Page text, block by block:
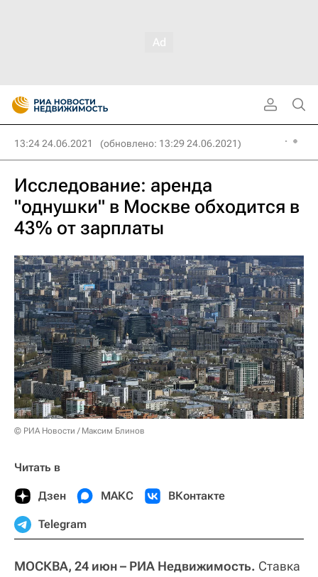
13:24 24.06.2021 (обновлено: 13:29 24.06.2021)
Исследование: аренда
"однушки" в Москве обходится в
43% от зарплаты
© РИА Новости / Максим Блинов
Читать в
Дзен МАКС ВКонтакте
Telegram
МОСКВА, 24 июн – РИА Недвижимость. Ставка